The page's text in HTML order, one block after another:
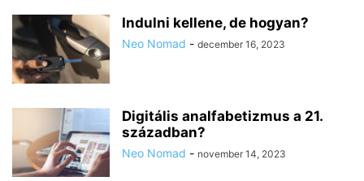
Indulni kellene, de hogyan?
Neo Nomad - december 16, 2023
Digitális analfabetizmus a 21.
században?
Neo Nomad - november 14, 2023